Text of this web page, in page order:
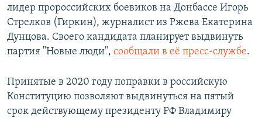
лидер пророссийских боевиков на Донбассе Игорь
Стрелков (Гиркин), журналист из Ржева Екатерина
Дунцова. Своего кандидата планирует выдвинуть
партия "Новые люди", сообщали в её пресс-службе.
Принятые в 2020 году поправки в российскую
Конституцию позволяют выдвинуться на пятый
срок действующему президенту РФ Владимиру